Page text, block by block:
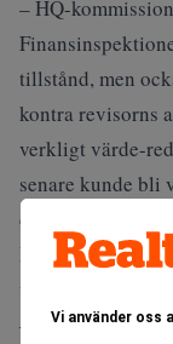
Vi använder oss
– HQ-
tillstånd, men
kontra revisorns
verkligt värde-
senare kunde
dialog om verklig
Du är särskilt
varför?
– Ja, det var fel